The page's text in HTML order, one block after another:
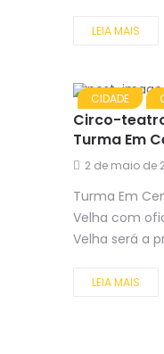
LEIA MAIS
CIDADE
Circo-
Turma Em
2 de maio de
Turma Em
Velha com
Velha será a
LEIA MAIS